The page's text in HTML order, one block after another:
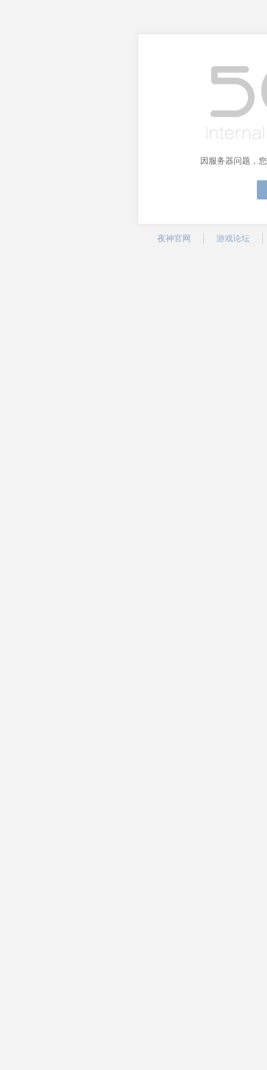
因服务器问题，
夜神官网 游戏论坛